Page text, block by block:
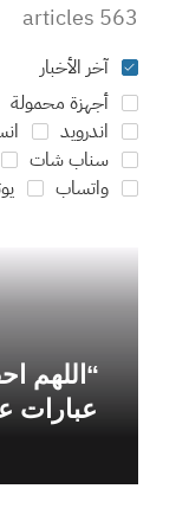
563 articles
آخر الأخبار
أجهزة محمولة
اندرويد
سناب شات
واتساب
“اللهم
عبارات